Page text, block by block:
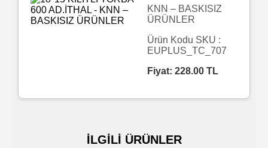
Islak
KNN – BASKISIZ
ÜRÜNLER
Ürün Kodu SKU :
EUPLUS_TC_707
Fiyat: 228.00 TL
İLGİLİ ÜRÜNLER